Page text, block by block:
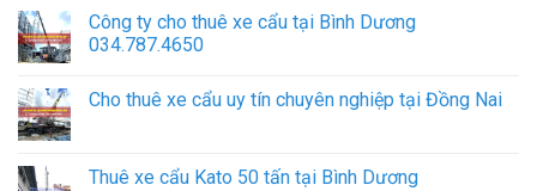
Công ty cho thuê xe cẩu tại Bình Dương
034.787.4650
Cho thuê xe cẩu uy tín chuyên nghiệp tại Đồng Nai
Thuê xe cẩu Kato 50 tấn tại Bình Dương